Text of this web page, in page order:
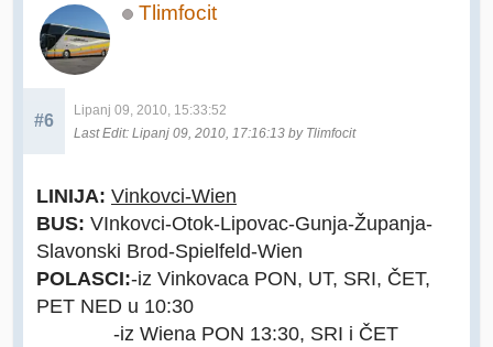
Tlimfocit
#6
Lipanj 09, 2010, 15:33:52
Last Edit: Lipanj 09, 2010, 17:16:13 by Tlimfocit
LINIJA: Vinkovci-Wien
BUS: VInkovci-Otok-Lipovac-Gunja-Županja-
Slavonski Brod-Spielfeld-Wien
POLASCI:-iz Vinkovaca PON, UT, SRI, ČET,
PET NED u 10:30
-iz Wiena PON 13:30, SRI i ČET